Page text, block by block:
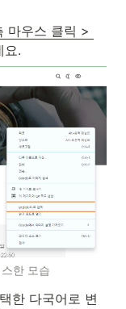
마우스 클릭 >
요.
한 모습
한 다국어로 변